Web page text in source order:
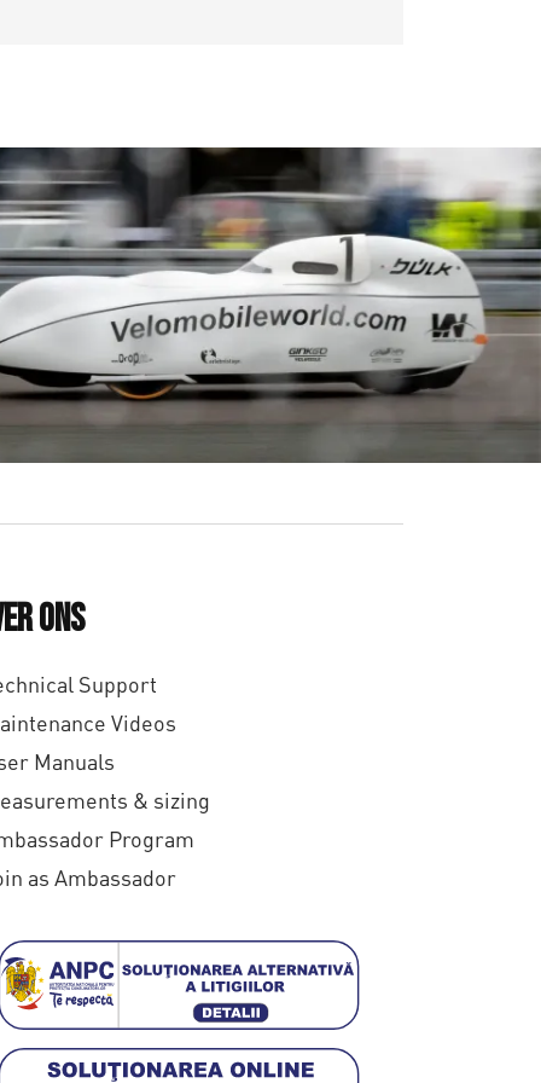
ons
Support
Videos
Manuals
& sizing
Program
as Ambassador